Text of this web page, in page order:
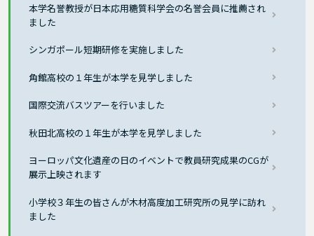
本学名誉教授が日本応用糖質科学会の名誉会員に推薦され
ました
シンガポール短期研修を実施しました
角館高校の１年生が本学を見学しました
国際交流バスツアーを行いました
秋田北高校の１年生が本学を見学しました
ヨーロッパ文化遺産の日のイベントで教員研究成果のCGが
展示上映されます
小学校３年生の皆さんが木材高度加工研究所の見学に訪れ
ました